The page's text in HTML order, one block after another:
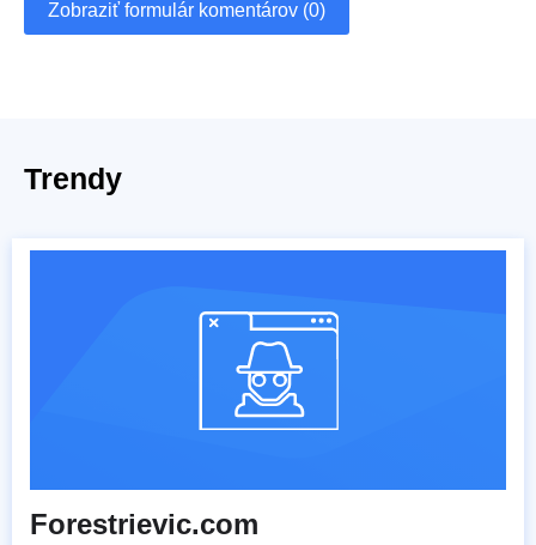
Zobraziť formulár komentárov (0)
Trendy
Forestrievic.com